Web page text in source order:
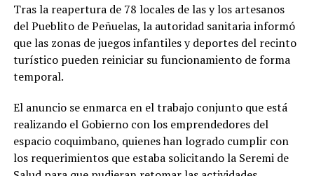
Tras la reapertura de 78 locales de las y los artesanos
del Pueblito de Peñuelas, la autoridad sanitaria informó
que las zonas de juegos infantiles y deportes del recinto
turístico pueden reiniciar su funcionamiento de forma
temporal.
El anuncio se enmarca en el trabajo conjunto que está
realizando el Gobierno con los emprendedores del
espacio coquimbano, quienes han logrado cumplir con
los requerimientos que estaba solicitando la Seremi de